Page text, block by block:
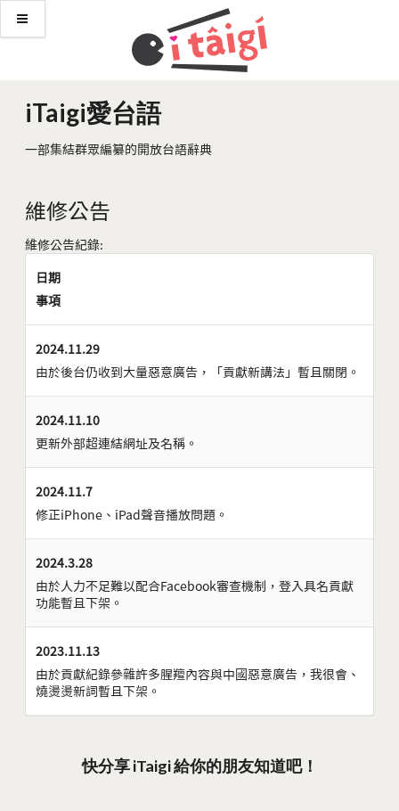
iTaigi愛台語
一部集結群眾編纂的開放台語辭典
維修公告
維修公告紀錄:
日期
事項
2024.11.29
由於後台仍收到大量惡意廣告，「貢獻新講法」暫且關閉。
2024.11.10
更新外部超連結網址及名稱。
2024.11.7
修正iPhone、iPad聲音播放問題。
2024.3.28
由於人力不足難以配合Facebook審查機制，登入具名貢獻
功能暫且下架。
2023.11.13
由於貢獻紀錄參雜許多腥羶內容與中國惡意廣告，我很會、
燒燙燙新詞暫且下架。
快分享 iTaigi 給你的朋友知道吧！